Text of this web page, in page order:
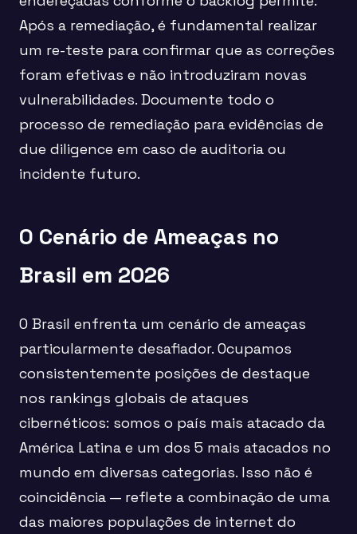
Após a remediação, é fundamental realizar
um re-teste para confirmar que as correções
foram efetivas e não introduziram novas
vulnerabilidades. Documente todo o
processo de remediação para evidências de
due diligence em caso de auditoria ou
incidente futuro.
O Cenário de Ameaças no
Brasil em 2026
O Brasil enfrenta um cenário de ameaças
particularmente desafiador. Ocupamos
consistentemente posições de destaque
nos rankings globais de ataques
cibernéticos: somos o país mais atacado da
América Latina e um dos 5 mais atacados no
mundo em diversas categorias. Isso não é
coincidência — reflete a combinação de uma
das maiores populações de internet do